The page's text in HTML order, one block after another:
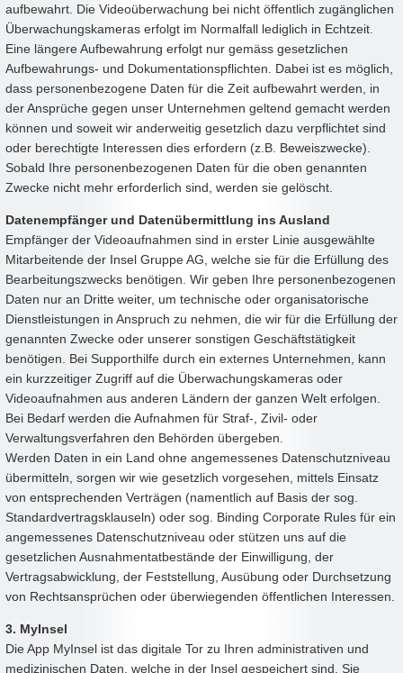
aufbewahrt. Die Videoüberwachung bei nicht öffentlich zugänglichen
Überwachungskameras erfolgt im Normalfall lediglich in Echtzeit.
Eine längere Aufbewahrung erfolgt nur gemäss gesetzlichen
Aufbewahrungs- und Dokumentationspflichten. Dabei ist es möglich,
dass personenbezogene Daten für die Zeit aufbewahrt werden, in
der Ansprüche gegen unser Unternehmen geltend gemacht werden
können und soweit wir anderweitig gesetzlich dazu verpflichtet sind
oder berechtigte Interessen dies erfordern (z.B. Beweiszwecke).
Sobald Ihre personenbezogenen Daten für die oben genannten
Zwecke nicht mehr erforderlich sind, werden sie gelöscht.
Datenempfänger und Datenübermittlung ins Ausland
Empfänger der Videoaufnahmen sind in erster Linie ausgewählte
Mitarbeitende der Insel Gruppe AG, welche sie für die Erfüllung des
Bearbeitungszwecks benötigen. Wir geben Ihre personenbezogenen
Daten nur an Dritte weiter, um technische oder organisatorische
Dienstleistungen in Anspruch zu nehmen, die wir für die Erfüllung der
genannten Zwecke oder unserer sonstigen Geschäftstätigkeit
benötigen. Bei Supporthilfe durch ein externes Unternehmen, kann
ein kurzzeitiger Zugriff auf die Überwachungskameras oder
Videoaufnahmen aus anderen Ländern der ganzen Welt erfolgen.
Bei Bedarf werden die Aufnahmen für Straf-, Zivil- oder
Verwaltungsverfahren den Behörden übergeben.
Werden Daten in ein Land ohne angemessenes Datenschutzniveau
übermitteln, sorgen wir wie gesetzlich vorgesehen, mittels Einsatz
von entsprechenden Verträgen (namentlich auf Basis der sog.
Standardvertragsklauseln) oder sog. Binding Corporate Rules für ein
angemessenes Datenschutzniveau oder stützen uns auf die
gesetzlichen Ausnahmentatbestände der Einwilligung, der
Vertragsabwicklung, der Feststellung, Ausübung oder Durchsetzung
von Rechtsansprüchen oder überwiegenden öffentlichen Interessen.
3. MyInsel
Die App MyInsel ist das digitale Tor zu Ihren administrativen und
medizinischen Daten, welche in der Insel gespeichert sind. Sie